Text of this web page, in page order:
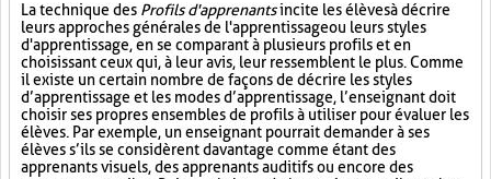
La technique des Profils d'apprenantsincite les élèves à décrire
leurs approches générales de l'apprentissage ou leurs styles
d'apprentissage, en se comparant à plusieurs profils et en
choisissant ceux qui, à leur avis, leur ressemblent le plus. Comme
il existe un certain nombre de façons de décrire les styles
d’apprentissage et les modes d’apprentissage, l’enseignant doit
choisir ses propres ensembles de profils à utiliser pour évaluer les
élèves. Par exemple, un enseignant pourrait demander à ses
élèves s’ils se considèrent davantage comme étant des
apprenants visuels, des apprenants auditifs ou encore des